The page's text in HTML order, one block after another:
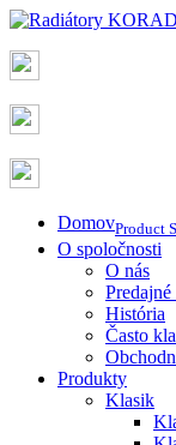
DomovProduct
O spoločnosti
O nás
Predajné
História
Často
Produkty
Klasik